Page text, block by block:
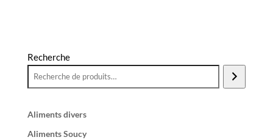
Recherche
Aliments divers
Aliments Soucy